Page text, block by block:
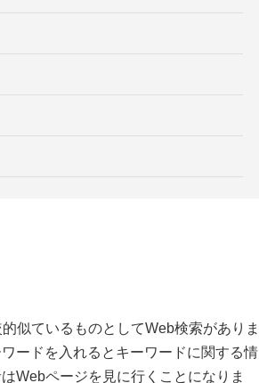
似ているものとしてWeb検索がありま
ードを入れるとキーワードに関する情
Webページを見に行くことになりま